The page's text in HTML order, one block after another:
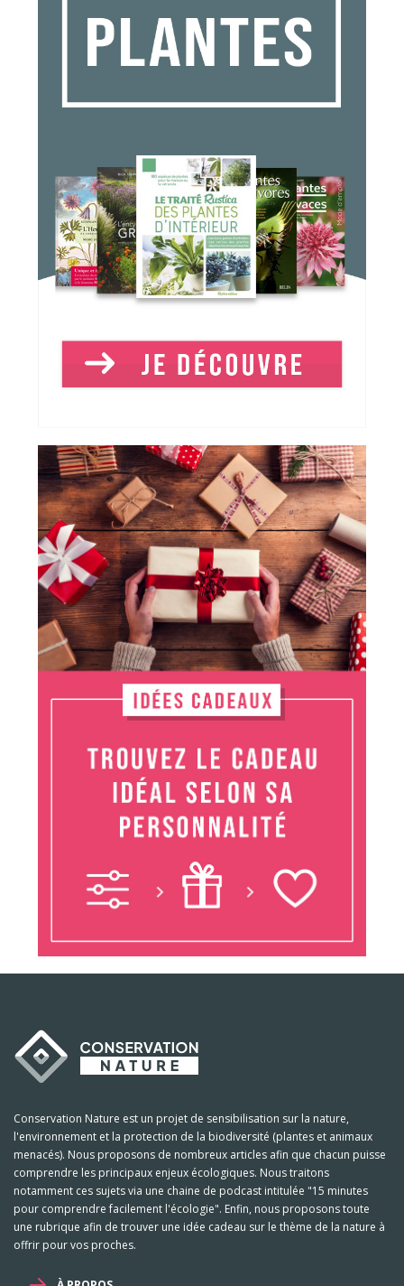
Conservation Nature est un projet de sensibilisation sur la nature,
l'environnement et la protection de la biodiversité (plantes et animaux
menacés). Nous proposons de nombreux articles afin que chacun puisse
comprendre les principaux enjeux écologiques. Nous traitons
notamment ces sujets via une chaine de podcast intitulée "15 minutes
pour comprendre facilement l'écologie". Enfin, nous proposons toute
une rubrique afin de trouver une idée cadeau sur le thème de la nature à
offrir pour vos proches.